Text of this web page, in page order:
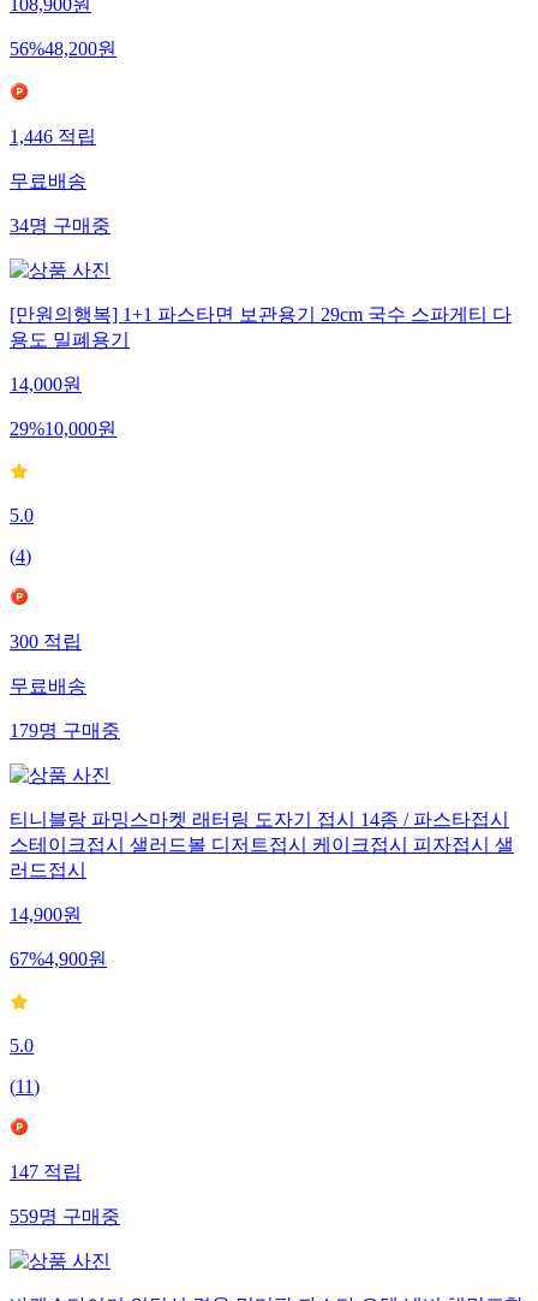
108,900원
56%48,200원
1,446적립
무료배송
34명구매중
[만원의행복] 1+1 파스타면 보관용기 29cm 국수 스파게티 다
용도 밀폐용기
14,000원
29%10,000원
5.0
(4)
300적립
무료배송
179명구매중
티니블랑 파밍스마켓 래터링 도자기 접시 14종 / 파스타접시
스테이크접시 샐러드볼 디저트접시 케이크접시 피자접시 샐
러드접시
14,900원
67%4,900원
5.0
(11)
147적립
559명구매중